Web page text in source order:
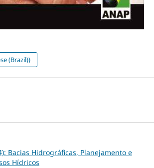
(Brazil))
Bacias Hidrográficas, Planejamento e
Hídricos